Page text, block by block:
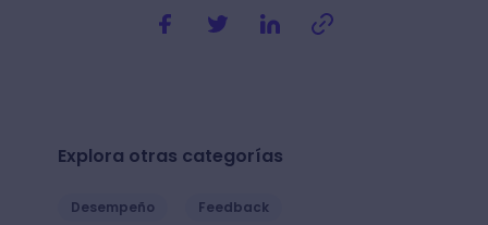
Explora otras categorías
Desempeño Feedback